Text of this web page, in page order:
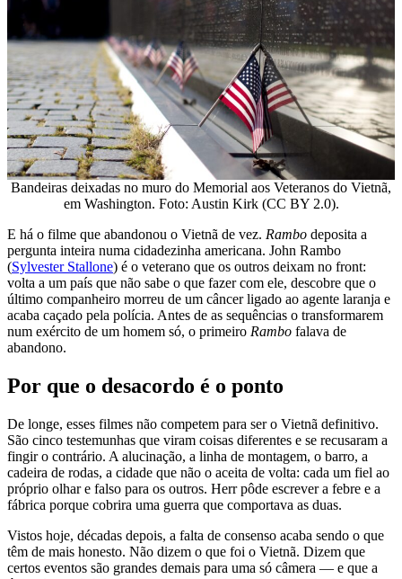
Bandeiras deixadas no muro do Memorial aos Veteranos do Vietnã,
em Washington. Foto: Austin Kirk (CC BY 2.0).
E há o filme que abandonou o Vietnã de vez. Rambo deposita a
pergunta inteira numa cidadezinha americana. John Rambo
(Sylvester Stallone) é o veterano que os outros deixam no front:
volta a um país que não sabe o que fazer com ele, descobre que o
último companheiro morreu de um câncer ligado ao agente laranja e
acaba caçado pela polícia. Antes de as sequências o transformarem
num exército de um homem só, o primeiro Rambo falava de
abandono.
Por que o desacordo é o ponto
De longe, esses filmes não competem para ser o Vietnã definitivo.
São cinco testemunhas que viram coisas diferentes e se recusaram a
fingir o contrário. A alucinação, a linha de montagem, o barro, a
cadeira de rodas, a cidade que não o aceita de volta: cada um fiel ao
próprio olhar e falso para os outros. Herr pôde escrever a febre e a
fábrica porque cobrira uma guerra que comportava as duas.
Vistos hoje, décadas depois, a falta de consenso acaba sendo o que
têm de mais honesto. Não dizem o que foi o Vietnã. Dizem que
certos eventos são grandes demais para uma só câmera — e que a